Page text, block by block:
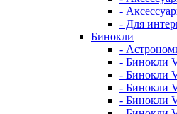
-
- Для
Бинокли
-
- Бинокли
- Бинокли
- Бинокли
- Бинокли